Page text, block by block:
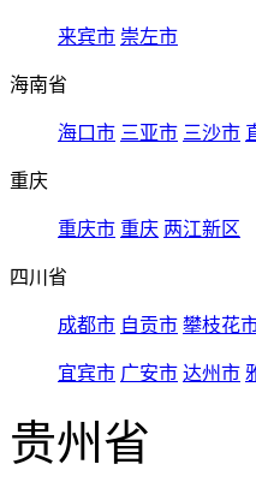
来宾市 崇左市
海南省
海口市 三亚市 三沙市
重庆
重庆市 重庆 两江新区
四川省
成都市 自贡市 攀枝花
宜宾市 广安市 达州市
贵州省